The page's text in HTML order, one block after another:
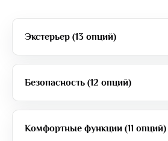
Экстерьер (13 опций)
Безопасность (12 опций)
Комфортные функции (11 опций)